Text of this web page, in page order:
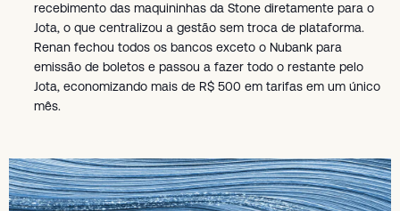
recebimento das maquininhas da Stone diretamente para o
Jota, o que centralizou a gestão sem troca de plataforma.
Renan fechou todos os bancos exceto o Nubank para
emissão de boletos e passou a fazer todo o restante pelo
Jota, economizando mais de R$ 500 em tarifas em um único
mês.